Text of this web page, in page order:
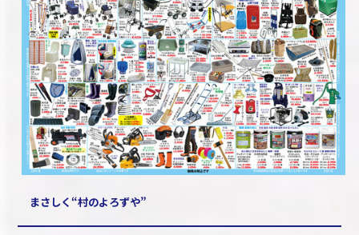
まさしく“村のよろずや”